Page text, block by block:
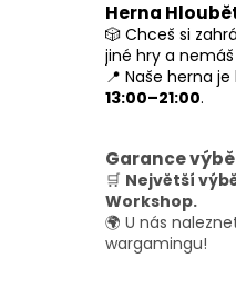
Herna
🎲 Chceš si
jiné hry a nemáš
📍 Naše herna
13:00–21:00.
Garance
🛒 Největší
Workshop.
🌍 U nás
wargamingu!